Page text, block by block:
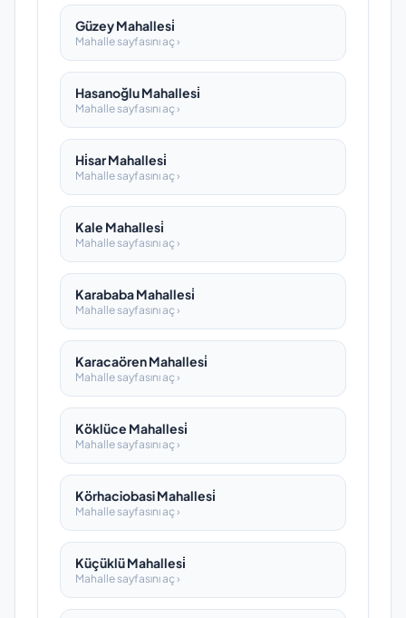
Güzey Mahallesi̇
Mahalle sayfasını aç ›
Hasanoğlu Mahallesi̇
Mahalle sayfasını aç ›
Hi̇sar Mahallesi̇
Mahalle sayfasını aç ›
Kale Mahallesi̇
Mahalle sayfasını aç ›
Karababa Mahallesi̇
Mahalle sayfasını aç ›
Karacaören Mahallesi̇
Mahalle sayfasını aç ›
Köklüce Mahallesi̇
Mahalle sayfasını aç ›
Körhaciobasi Mahallesi̇
Mahalle sayfasını aç ›
Küçüklü Mahallesi̇
Mahalle sayfasını aç ›